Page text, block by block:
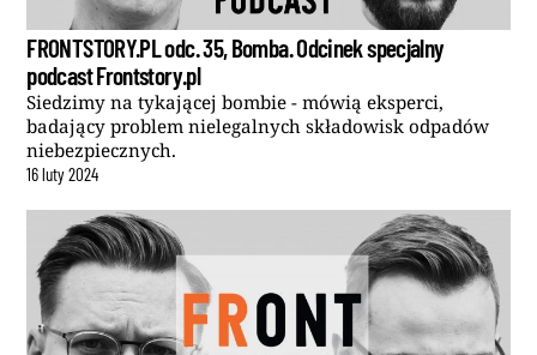
FRONTSTORY.PL odc. 35, Bomba. Odcinek specjalny
podcast Frontstory.pl
Siedzimy na tykającej bombie - mówią eksperci,
badający problem nielegalnych składowisk odpadów
niebezpiecznych.
16luty2024